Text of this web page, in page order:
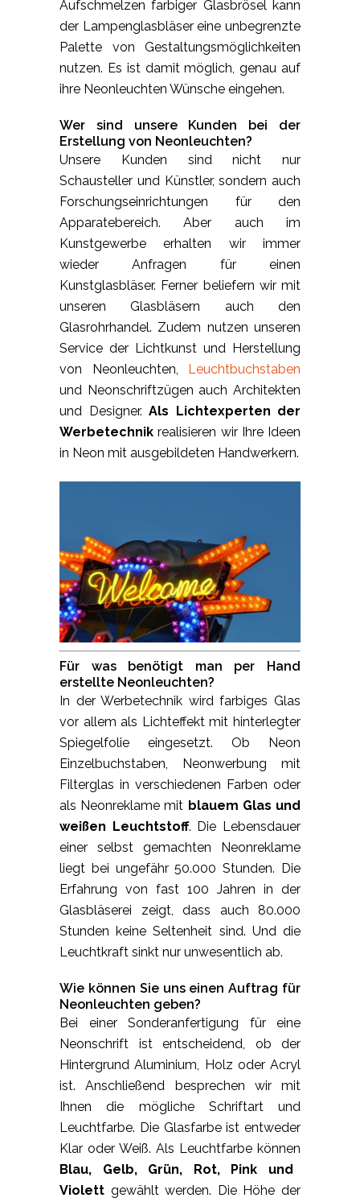
Aufschmelzen farbiger Glasbrösel kann
der Lampenglasbläser eine unbegrenzte
Palette von Gestaltungsmöglichkeiten
nutzen. Es ist damit möglich, genau auf
ihre Neonleuchten Wünsche eingehen.
Wer sind unsere Kunden bei der
Erstellung von Neonleuchten?
Unsere Kunden sind nicht nur
Schausteller und Künstler, sondern auch
Forschungseinrichtungen für den
Apparatebereich. Aber auch im
Kunstgewerbe erhalten wir immer
wieder Anfragen für einen
Kunstglasbläser. Ferner beliefern wir mit
unseren Glasbläsern auch den
Glasrohrhandel. Zudem nutzen unseren
Service der Lichtkunst und Herstellung
von Neonleuchten,
Leuchtbuchstaben
und Neonschriftzügen auch Architekten
und Designer. Als Lichtexperten der
Werbetechnik realisieren wir Ihre Ideen
in Neon mit ausgebildeten Handwerkern.
Für was benötigt man per Hand
erstellte Neonleuchten?
In der Werbetechnik wird farbiges Glas
vor allem als Lichteffekt mit hinterlegter
Spiegelfolie eingesetzt. Ob Neon
Einzelbuchstaben, Neonwerbung mit
Filterglas in verschiedenen Farben oder
als Neonreklame mit blauem Glas und
weißen Leuchtstoff. Die Lebensdauer
einer selbst gemachten Neonreklame
liegt bei ungefähr 50.000 Stunden. Die
Erfahrung von fast 100 Jahren in der
Glasbläserei zeigt, dass auch 80.000
Stunden keine Seltenheit sind. Und die
Leuchtkraft sinkt nur unwesentlich ab.
Wie können Sie uns einen Auftrag für
Neonleuchten geben?
Bei einer Sonderanfertigung für eine
Neonschrift ist entscheidend, ob der
Hintergrund Aluminium, Holz oder Acryl
ist. Anschließend besprechen wir mit
Ihnen die mögliche Schriftart und
Leuchtfarbe. Die Glasfarbe ist entweder
Klar oder Weiß. Als Leuchtfarbe können
Blau, Gelb, Grün, Rot, Pink und
Violett gewählt werden. Die Höhe der